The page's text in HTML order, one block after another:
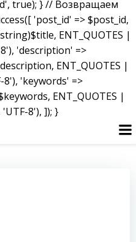
true); } // Возвращаем
'post_id' => $post_id,
ENT_QUOTES |
'description' =>
ENT_QUOTES |
8'), 'keywords' =>
ENT_QUOTES |
8'), ]); }